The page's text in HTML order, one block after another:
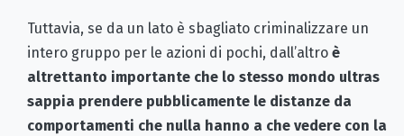
Tuttavia, se da un lato è sbagliato criminalizzare un
intero gruppo per le azioni di pochi, dall’altro è
altrettanto importante che lo stesso mondo ultras
sappia prendere pubblicamente le distanze da
comportamenti che nulla hanno a che vedere con la